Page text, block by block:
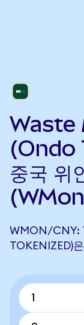
Waste
(Ondo
중국 위
WMON/CNY:
TOKENIZED)